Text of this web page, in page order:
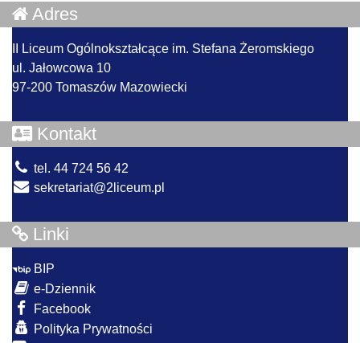
Adres
II Liceum Ogólnokształcące im. Stefana Żeromskiego
ul. Jałowcowa 10
97-200 Tomaszów Mazowiecki
Kontakt
tel. 44 724 56 42
sekretariat@2liceum.pl
Linki
BIP
e-Dziennik
Facebook
Polityka Prywatności